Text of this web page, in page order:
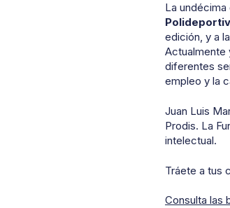
La
edición, y a
Actualmente
diferentes
empleo y la
Juan Luis
Prodis. La
intelectual.
Tráete a tus
Consulta las